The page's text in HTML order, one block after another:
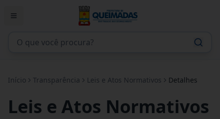
Início Transparência Leis e Atos Normativos Detalhes
Leis e Atos Normativos